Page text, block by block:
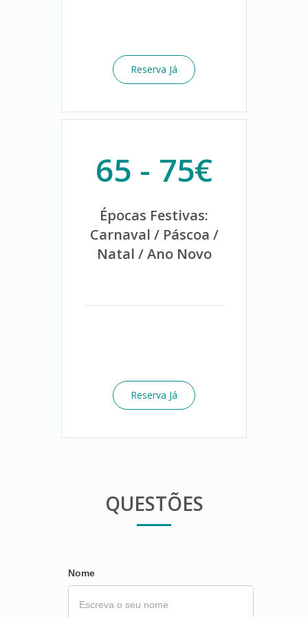
Reserva Já
65 - 75€
Épocas Festivas:
Carnaval / Páscoa /
Natal / Ano Novo
Reserva Já
QUESTÕES
Nome